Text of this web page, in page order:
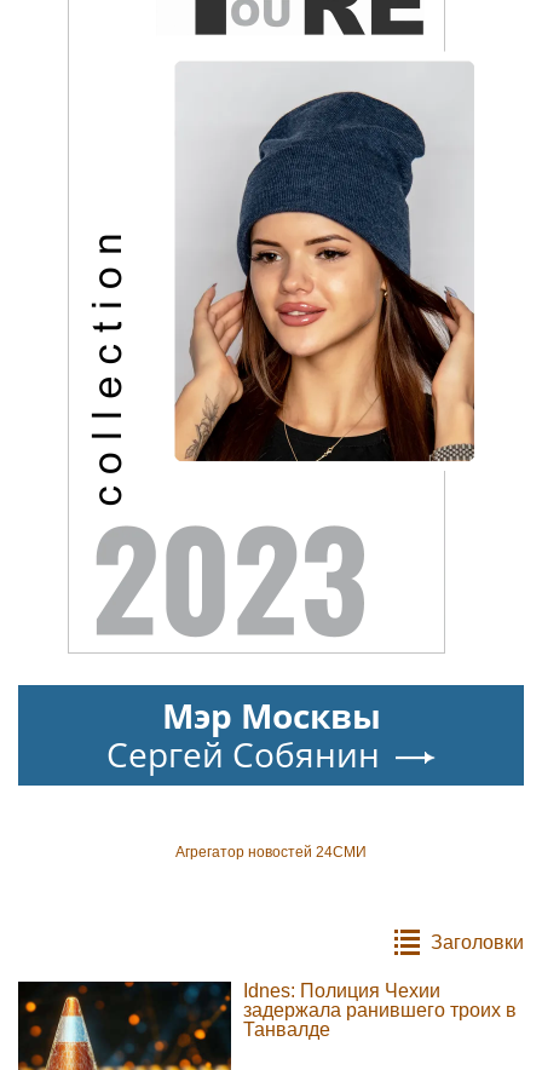
Мэр Москвы
Сергей Собянин
Агрегатор новостей 24СМИ
Заголовки
Idnes: Полиция Чехии
задержала ранившего троих в
Танвалде